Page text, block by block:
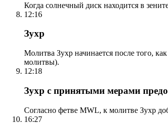
Когда солнечный диск находится в
12:16
Зухр
Молитва Зухр начинается после того,
молитвы).
12:18
Зухр с принятыми мерами
Согласно фетве MWL, к молитве Зухр
16:27